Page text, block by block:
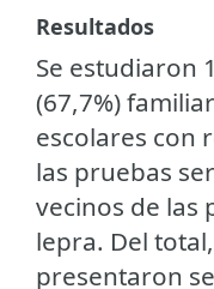
Resultados
Se estudiaron
(67,7%)
escolares con
las pruebas
vecinos de las
lepra. Del
presentaron